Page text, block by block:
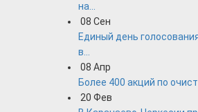
на...
08 Сен
Единый день
в...
08 Апр
Более 400 акций по
20 Фев